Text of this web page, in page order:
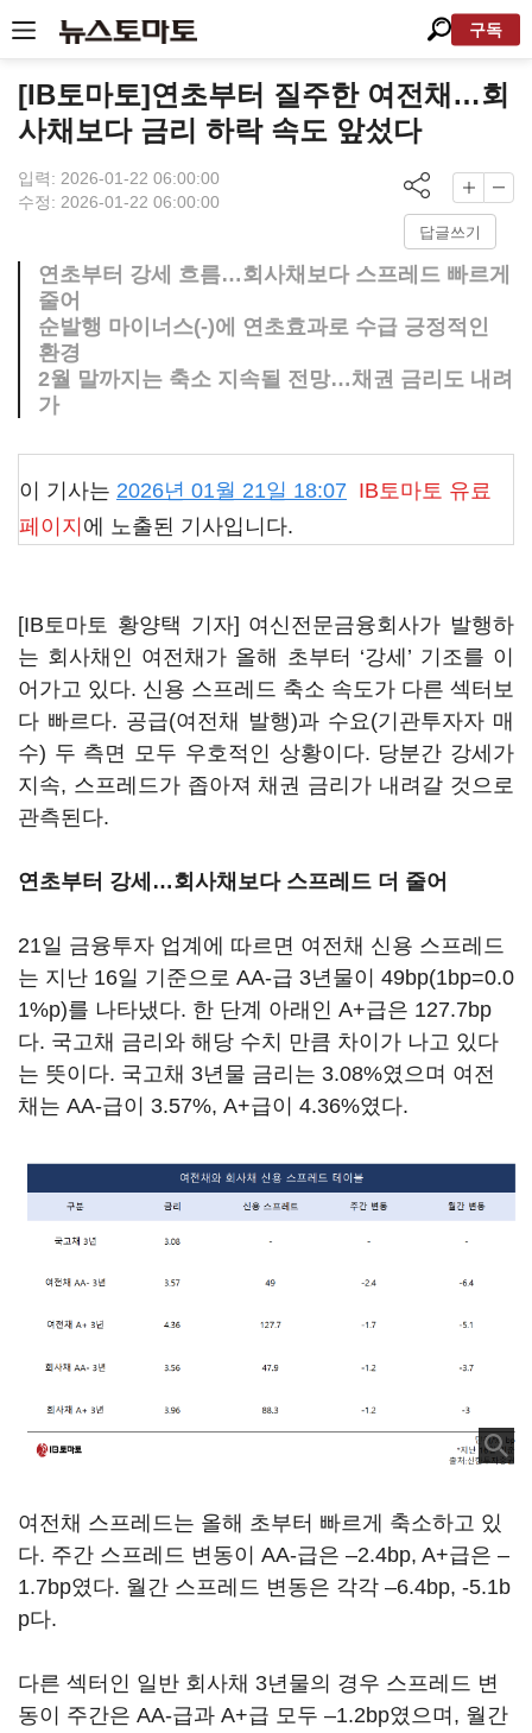
구독
[IB토마토]연초부터 질주한 여전채…회
사채보다 금리 하락 속도 앞섰다
입력: 2026-01-22 06:00:00
수정: 2026-01-22 06:00:00
답글쓰기
연초부터 강세 흐름…회사채보다 스프레드 빠르게
줄어
순발행 마이너스(-)에 연초효과로 수급 긍정적인
환경
2월 말까지는 축소 지속될 전망…채권 금리도 내려
가
이 기사는 2026년 01월 21일 18:07 IB토마토 유료
페이지 에 노출된 기사입니다.
[IB토마토 황양택 기자] 여신전문금융회사가 발행하
는 회사채인 여전채가 올해 초부터 ‘강세’ 기조를 이
어가고 있다. 신용 스프레드 축소 속도가 다른 섹터보
다 빠르다. 공급(여전채 발행)과 수요(기관투자자 매
수) 두 측면 모두 우호적인 상황이다. 당분간 강세가
지속, 스프레드가 좁아져 채권 금리가 내려갈 것으로
관측된다.
연초부터 강세…회사채보다 스프레드 더 줄어
21일 금융투자 업계에 따르면 여전채 신용 스프레드
는 지난 16일 기준으로 AA-급 3년물이 49bp(1bp=0.0
1%p)를 나타냈다. 한 단계 아래인 A+급은 127.7bp
다. 국고채 금리와 해당 수치 만큼 차이가 나고 있다
는 뜻이다. 국고채 3년물 금리는 3.08%였으며 여전
채는 AA-급이 3.57%, A+급이 4.36%였다.
여전채 스프레드는 올해 초부터 빠르게 축소하고 있
다. 주간 스프레드 변동이 AA-급은 –2.4bp, A+급은 –
1.7bp였다. 월간 스프레드 변동은 각각 –6.4bp, -5.1b
p다.
다른 섹터인 일반 회사채 3년물의 경우 스프레드 변
동이 주간은 AA-급과 A+급 모두 –1.2bp였으며, 월간